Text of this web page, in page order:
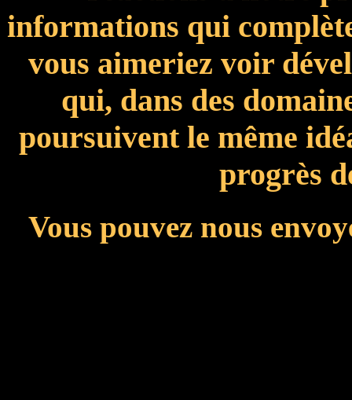
informations qui
vous aimeriez voir
qui, dans des
poursuivent le même
progrès
Vous pouvez nous